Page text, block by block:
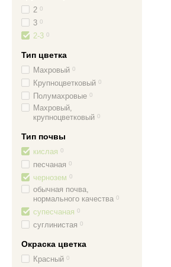
2 0
3 0
2-3 0
Тип цветка
Махровый 0
Крупноцветковый 0
Полумахровые 0
Махровый,
крупноцветковый 0
Тип почвы
кислая 0
песчаная 0
чернозем 0
обычная почва,
нормального качества 0
супесчаная 0
суглинистая 0
Окраска цветка
Красный 0